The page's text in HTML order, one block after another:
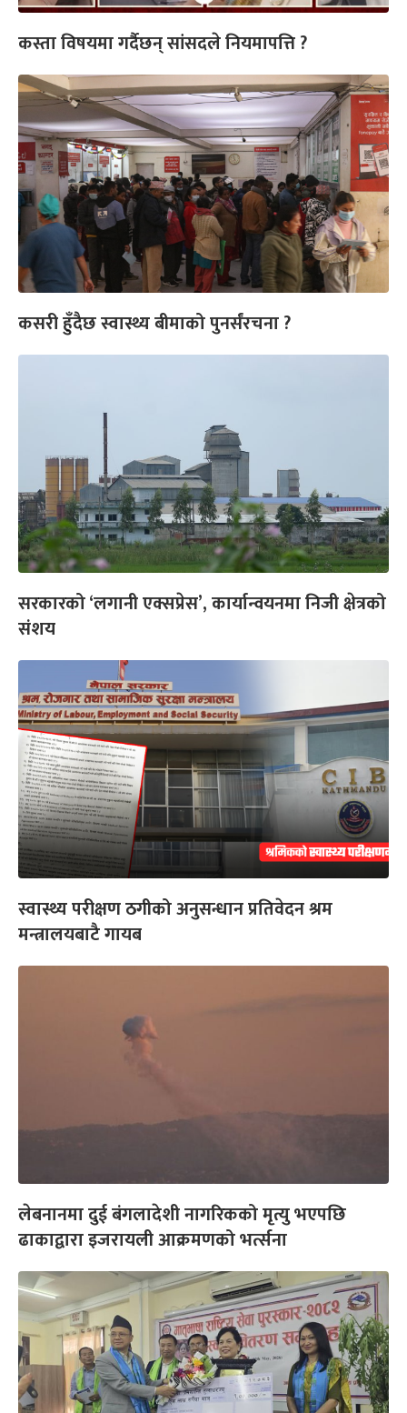
कस्ता विषयमा गर्दैछन् सांसदले नियमापत्ति ?
कसरी हुँदैछ स्वास्थ्य बीमाको पुनर्संरचना ?
सरकारको ‘लगानी एक्सप्रेस’, कार्यान्वयनमा निजी क्षेत्रको
संशय
स्वास्थ्य परीक्षण ठगीको अनुसन्धान प्रतिवेदन श्रम
मन्त्रालयबाटै गायब
लेबनानमा दुई बंगलादेशी नागरिकको मृत्यु भएपछि
ढाकाद्वारा इजरायली आक्रमणको भर्त्सना